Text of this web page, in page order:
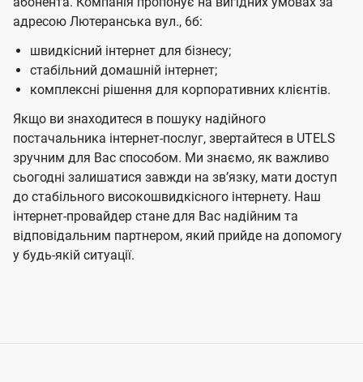
адресою Лютеранська вул., 6б:
швидкісний інтернет для бізнесу;
стабільний домашній інтернет;
комплексні рішення для корпоративних клієнтів.
Якщо ви знаходитеся в пошуку надійного
постачальника інтернет-послуг, звертайтеся в UTELS
зручним для Вас способом. Ми знаємо, як важливо
сьогодні залишатися завжди на звʼязку, мати доступ
до стабільного високошвидкісного інтернету. Наш
інтернет-провайдер стане для Вас надійним та
відповідальним партнером, який прийде на допомогу
у будь-якій ситуації.